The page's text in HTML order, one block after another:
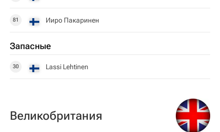
81 Ииро Пакаринен
Запасные
30 Lassi Lehtinen
Великобритания